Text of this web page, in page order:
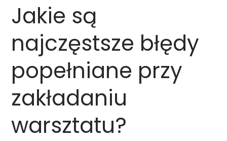
Jakie są
najczęstsze błędy
popełniane przy
zakładaniu
warsztatu?